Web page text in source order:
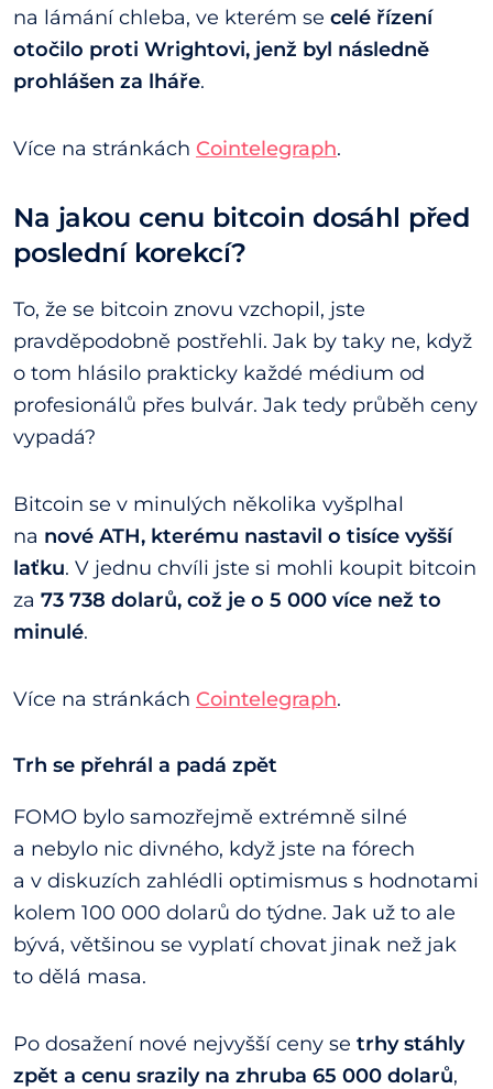
na lámání chleba, ve kterém se celé řízení
otočilo proti Wrightovi, jenž byl následně
prohlášen za lháře.
Více na stránkách Cointelegraph.
Na jakou cenu bitcoin dosáhl před
poslední korekcí?
To, že se bitcoin znovu vzchopil, jste
pravděpodobně postřehli. Jak by taky ne, když
o tom hlásilo prakticky každé médium od
profesionálů přes bulvár. Jak tedy průběh ceny
vypadá?
Bitcoin se v minulých několika vyšplhal
na nové ATH, kterému nastavil o tisíce vyšší
laťku. V jednu chvíli jste si mohli koupit bitcoin
za 73 738 dolarů, což je o 5 000 více než to
minulé.
Více na stránkách Cointelegraph.
Trh se přehrál a padá zpět
FOMO bylo samozřejmě extrémně silné
a nebylo nic divného, když jste na fórech
a v diskuzích zahlédli optimismus s hodnotami
kolem 100 000 dolarů do týdne. Jak už to ale
bývá, většinou se vyplatí chovat jinak než jak
to dělá masa.
Po dosažení nové nejvyšší ceny se trhy stáhly
zpět a cenu srazily na zhruba 65 000 dolarů,